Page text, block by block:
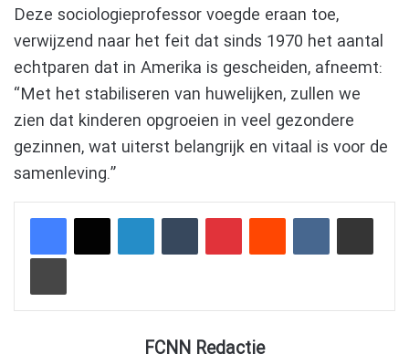
Deze sociologieprofessor voegde eraan toe,
verwijzend naar het feit dat sinds 1970 het aantal
echtparen dat in Amerika is gescheiden, afneemt:
“Met het stabiliseren van huwelijken, zullen we
zien dat kinderen opgroeien in veel gezondere
gezinnen, wat uiterst belangrijk en vitaal is voor de
samenleving.”
LinkedInTumblrPinterestReddit VKontakteDelen via e-mail
Afdrukken